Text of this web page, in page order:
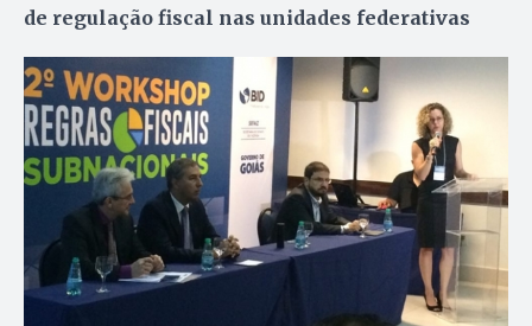
de regulação fiscal nas unidades federativas